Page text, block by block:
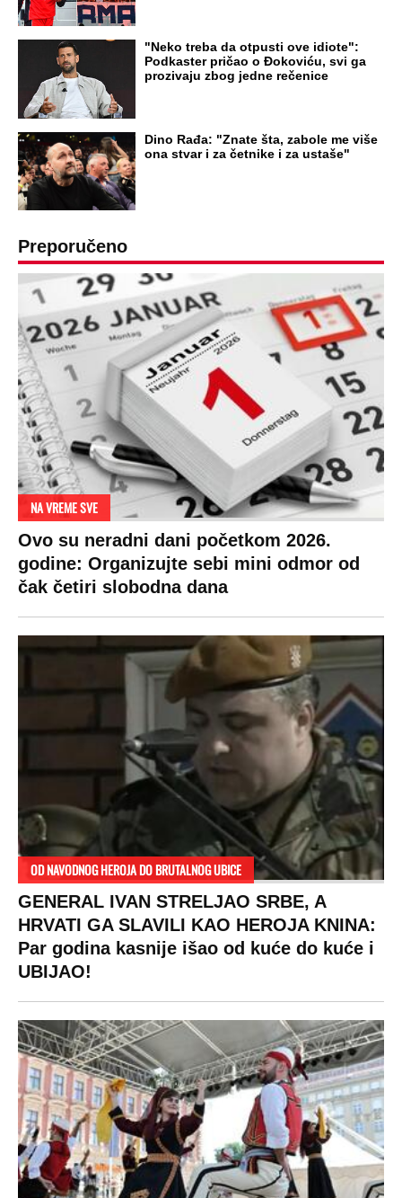
"Neko treba da otpusti ove idiote":
Podkaster pričao o Đokoviću, svi ga
prozivaju zbog jedne rečenice
Dino Rađa: "Znate šta, zabole me više
ona stvar i za četnike i za ustaše"
Preporučeno
NA VREME SVE
Ovo su neradni dani početkom 2026.
godine: Organizujte sebi mini odmor od
čak četiri slobodna dana
OD NAVODNOG HEROJA DO BRUTALNOG UBICE
GENERAL IVAN STRELJAO SRBE, A
HRVATI GA SLAVILI KAO HEROJA KNINA:
Par godina kasnije išao od kuće do kuće i
UBIJAO!